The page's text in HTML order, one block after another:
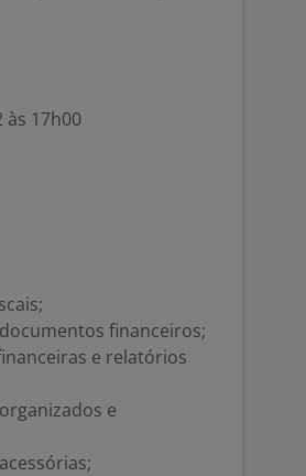
às 17h00
financeiros;
e relatórios
e